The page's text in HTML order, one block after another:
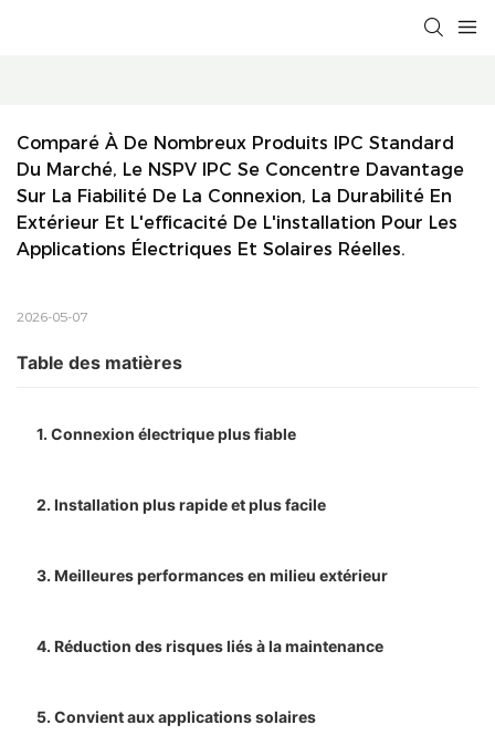
Comparé À De Nombreux Produits IPC Standard
Du Marché, Le NSPV IPC Se Concentre Davantage
Sur La Fiabilité De La Connexion, La Durabilité En
Extérieur Et L'efficacité De L'installation Pour Les
Applications Électriques Et Solaires Réelles.
2026-05-07
Table des matières
1. Connexion électrique plus fiable
2. Installation plus rapide et plus facile
3. Meilleures performances en milieu extérieur
4. Réduction des risques liés à la maintenance
5. Convient aux applications solaires